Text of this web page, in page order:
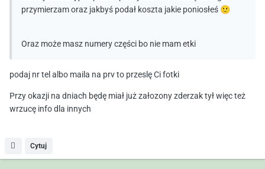
przymierzam oraz jakbyś podał koszta jakie poniosłeś 🙂
Oraz może masz numery części bo nie mam etki
podaj nr tel albo maila na prv to przeslę Ci fotki
Przy okazji na dniach będę miał już załozony zderzak tył więc też
wrzucę info dla innych
Cytuj